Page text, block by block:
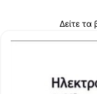
Δείτε τα